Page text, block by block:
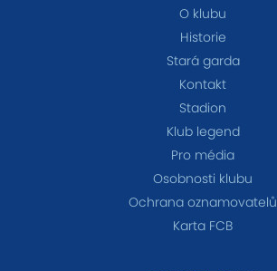
O klubu
Historie
Stará garda
Kontakt
Stadion
Klub legend
Pro média
Osobnosti klubu
Ochrana oznamovatelů
Karta FCB